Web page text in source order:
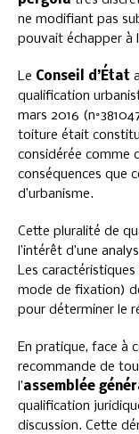
ne modifiant pas
pouvait échapper à
Le Conseil d’État
qualification
mars 2016
toiture était
considérée comme
conséquences que
d’urbanisme.
Cette pluralité de
l’intérêt d’une
Les
mode de fixation)
pour déterminer le
En pratique, face à
recommande de
l’assemblée
qualification
discussion. Cette